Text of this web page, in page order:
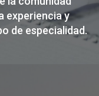
experiencia y
de especialidad.